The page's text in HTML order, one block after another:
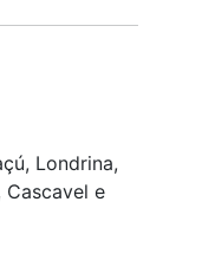
Londrina,
Cascavel e